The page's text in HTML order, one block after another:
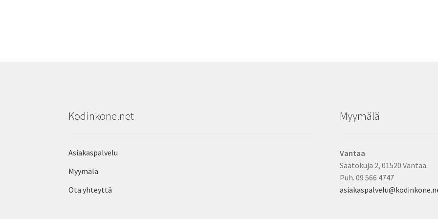
Kodinkone.net
Asiakaspalvelu
Myymälä
Ota yhteyttä
Myymälä
Vantaa
Säätökuja 2, 01520 Vantaa.
Puh. 09 566 4747